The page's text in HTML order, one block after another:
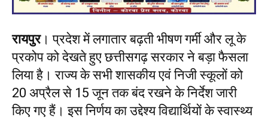
रायपुर। प्रदेश में लगातार बढ़ती भीषण गर्मी और लू के
प्रकोप को देखते हुए छत्तीसगढ़ सरकार ने बड़ा फैसला
लिया है। राज्य के सभी शासकीय एवं निजी स्कूलों को
20 अप्रैल से 15 जून तक बंद रखने के निर्देश जारी
किए गए हैं। इस निर्णय का उद्देश्य विद्यार्थियों के स्वास्थ्य